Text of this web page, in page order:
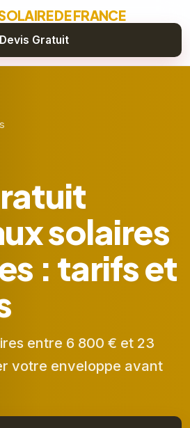
DE FRANCE
Devis Gratuit
solaires
: tarifs et
entre 6 800 € et 23
votre enveloppe avant